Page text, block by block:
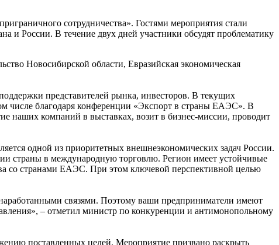
сотрудничества». Гостями мероприятия стали
и России. В течение двух дней участники обсудят проблематику
Новосибирской области, Евразийская экономическая
представителей рынка, инвесторов. В текущих
числе благодаря конференции «Экспорт в страны ЕАЭС». В
наших компаний в выставках, возит в бизнес-миссии, проводит
одной из приоритетных внешнеэкономических задач России.
страны в международную торговлю. Регион имеет устойчивые
со странами ЕАЭС. При этом ключевой перспективной целью
связями. Поэтому ваши предприниматели имеют
– отметил министр по конкуренции и антимонопольному
поставленных целей. Мероприятие призвано раскрыть